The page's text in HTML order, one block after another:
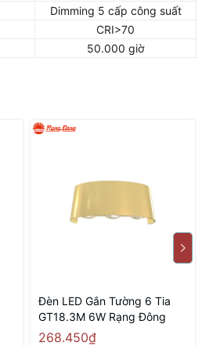
Dimming 5 cấp công suất
CRI>70
50.000 giờ
Đèn LED Gắn Tường 6 Tia
GT18.3M 6W Rạng Đông
268.450₫